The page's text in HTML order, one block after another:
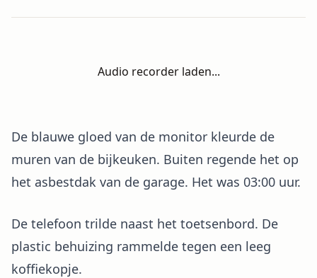
Audio recorder laden...
De blauwe gloed van de monitor kleurde de
muren van de bijkeuken. Buiten regende het op
het asbestdak van de garage. Het was 03:00 uur.
De telefoon trilde naast het toetsenbord. De
plastic behuizing rammelde tegen een leeg
koffiekopje.